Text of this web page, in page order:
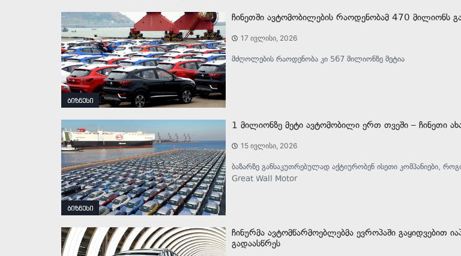
ბიზნესი
ჩინეთში ავტომობილების რაოდენობამ 470 მილიონს
17 ივლისი, 2026
მძღოლების რაოდენობა კი 567 მილიონზე მეტია
ბიზნესი
1 მილიონზე მეტი ავტომობილი ერთ თვეში – ჩინეთი
15 ივლისი, 2026
ბაზარზე განსაკუთრებულად აქტიურობენ ისეთი კომპანიები,
Great Wall Motor
ჩინურმა ავტომწარმოებლებმა ევროპაში გაყიდვებით
გადაასწრეს